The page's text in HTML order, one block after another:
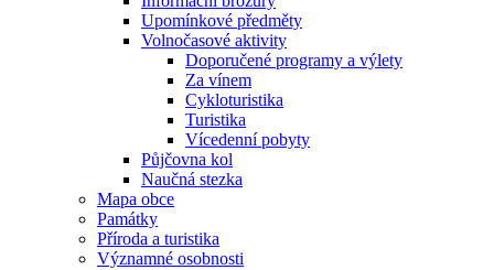
Upomínkové předměty
Volnočasové aktivity
Doporučené programy a výlety
Za vínem
Cykloturistika
Turistika
Vícedenní pobyty
Půjčovna kol
Naučná stezka
Mapa obce
Památky
Příroda a turistika
Významné osobnosti